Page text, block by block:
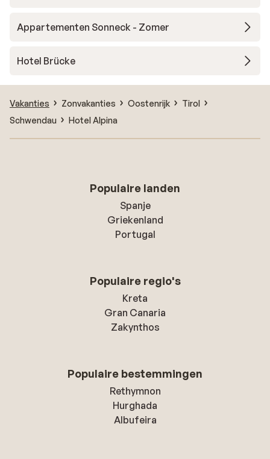
Appartementen Sonneck - Zomer
Hotel Brücke
Vakanties Zonvakanties Oostenrijk
Tirol
Schwendau
Hotel Alpina
Populaire landen
Spanje
Griekenland
Portugal
Populaire regio's
Kreta
Gran Canaria
Zakynthos
Populaire bestemmingen
Rethymnon
Hurghada
Albufeira